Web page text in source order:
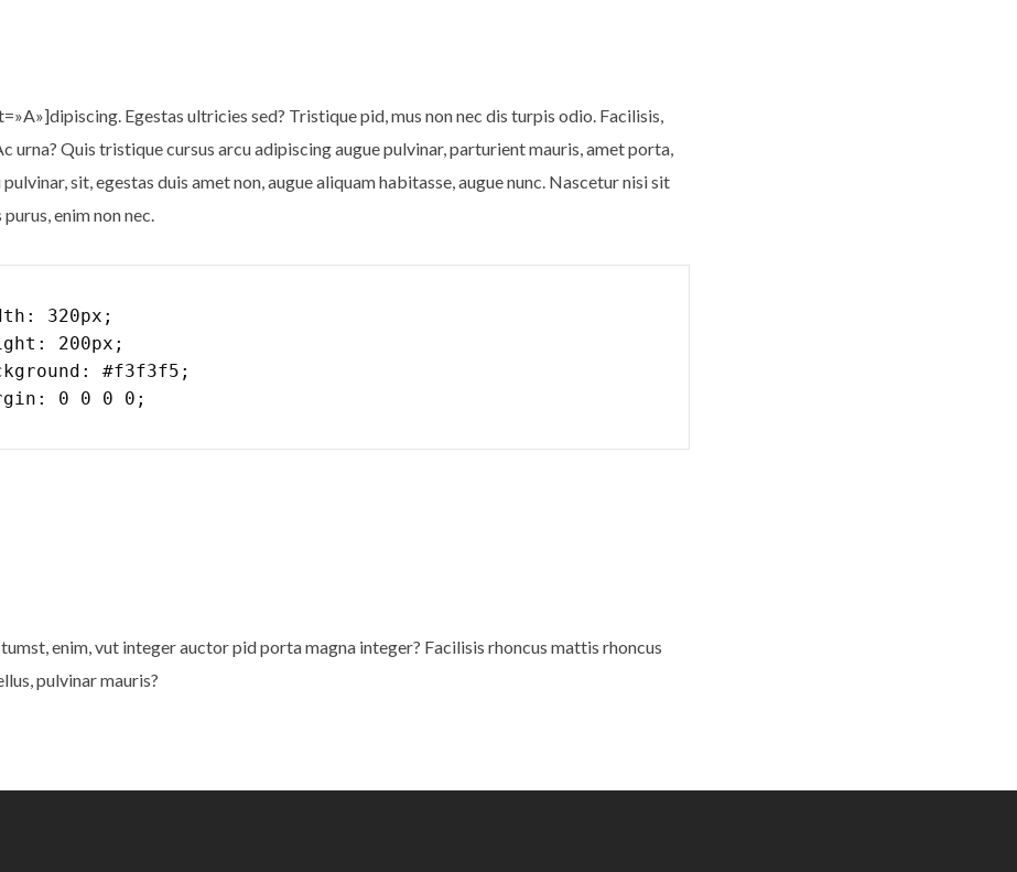
Egestas ultricies sed? Tristique pid, mus non nec dis turpis odio. Facilisis,
urna? Quis tristique cursus arcu adipiscing augue pulvinar, parturient mauris, amet porta,
sit, egestas duis amet non, augue aliquam habitasse, augue nunc. Nascetur nisi sit
enim non nec.
enim, vut integer auctor pid porta magna integer? Facilisis rhoncus mattis rhoncus
pulvinar mauris?